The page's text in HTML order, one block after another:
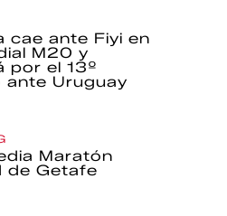
cae ante Fiyi en
M20 y
por el 13º
ante Uruguay
Maratón
de Getafe